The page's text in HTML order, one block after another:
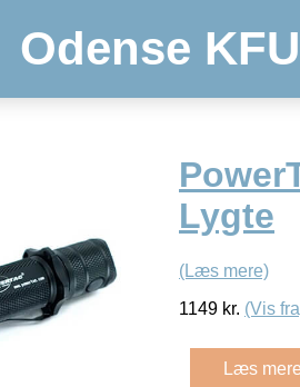
Odense
Lygte
(Læs mere)
1149 kr. (Vis
Læs